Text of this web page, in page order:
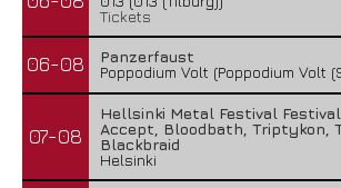
Tickets
06-08
Panzerfaust
Poppodium Volt (Poppodium Volt
07-08
Hellsinki Metal Festival
Accept, Bloodbath, Triptykon,
Blackbraid
Helsinki